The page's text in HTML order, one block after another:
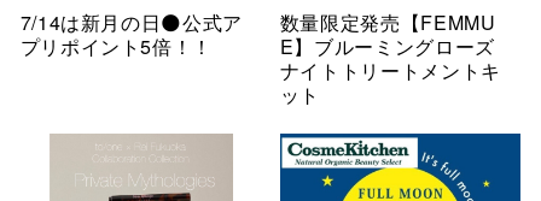
7/14は新月の日🌑公式ア
プリポイント5倍！！
数量限定発売【FEMMU
E】ブルーミングローズ
ナイトトリートメントキ
ット